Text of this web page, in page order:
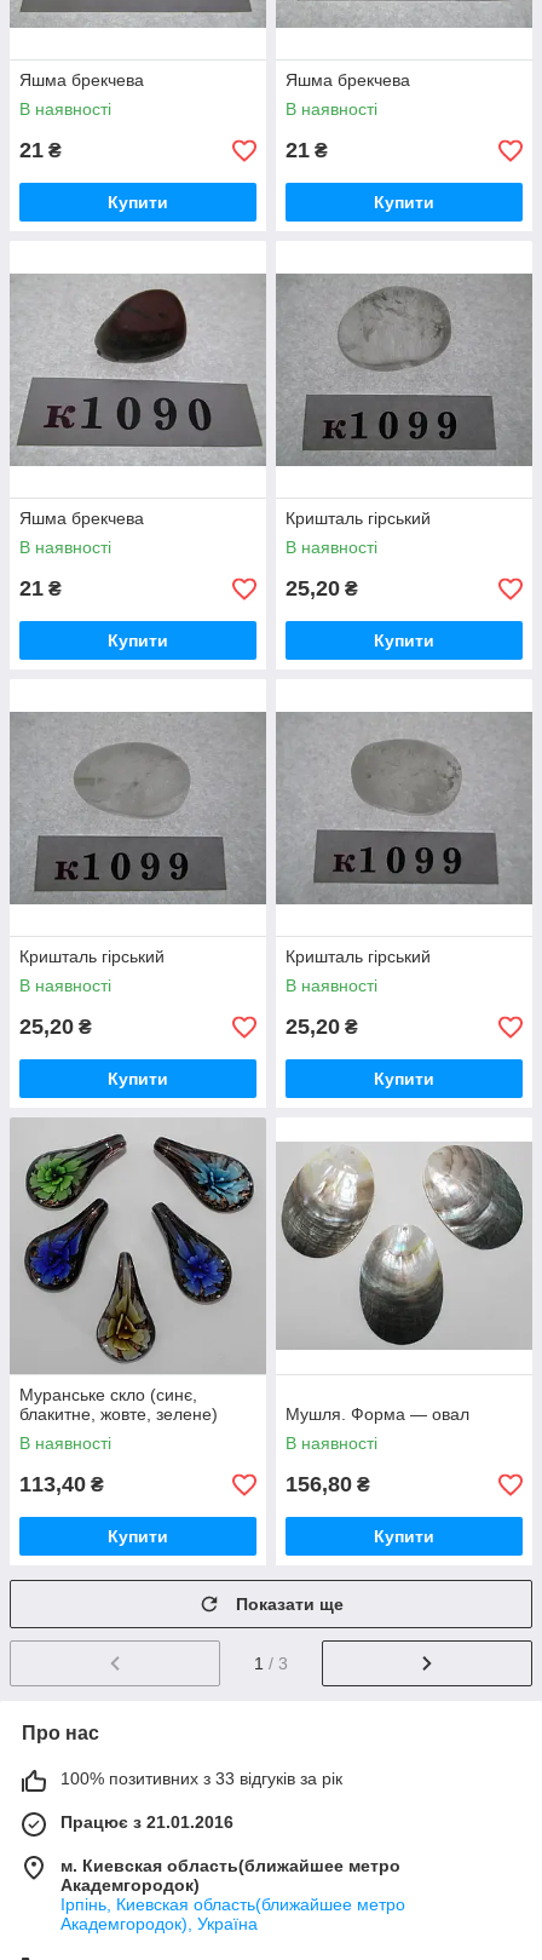
Яшма брекчева
В наявності
21 ₴
Купити
Яшма брекчева
В наявності
21 ₴
Купити
Яшма брекчева
В наявності
21 ₴
Купити
Кришталь гірський
В наявності
25,20 ₴
Купити
Кришталь гірський
В наявності
25,20 ₴
Купити
Кришталь гірський
В наявності
25,20 ₴
Купити
Муранське скло (синє,
блакитне, жовте, зелене)
В наявності
113,40 ₴
Купити
Мушля. Форма — овал
В наявності
156,80 ₴
Купити
Показати ще
1 / 3
Про нас
100% позитивних з 33 відгуків за рік
Працює з 21.01.2016
м. Киевская область(ближайшее метро
Академгородок)
Ірпінь, Киевская область(ближайшее метро
Академгородок), Україна